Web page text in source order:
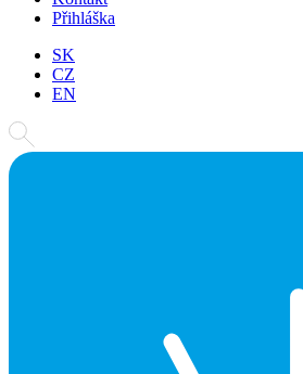
Přihláška
SK
CZ
EN